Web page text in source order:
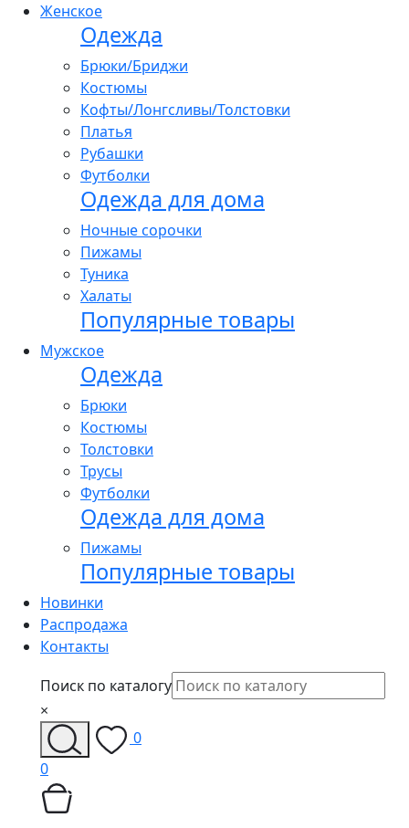
Женское
Одежда
Брюки/Бриджи
Костюмы
Кофты/Лонгсливы/Толстовки
Платья
Рубашки
Футболки
Одежда для дома
Ночные сорочки
Пижамы
Туника
Халаты
Популярные товары
Мужское
Одежда
Брюки
Костюмы
Толстовки
Трусы
Футболки
Одежда для дома
Пижамы
Популярные товары
Новинки
Распродажа
Контакты
Поиск по каталогу
×
0
0